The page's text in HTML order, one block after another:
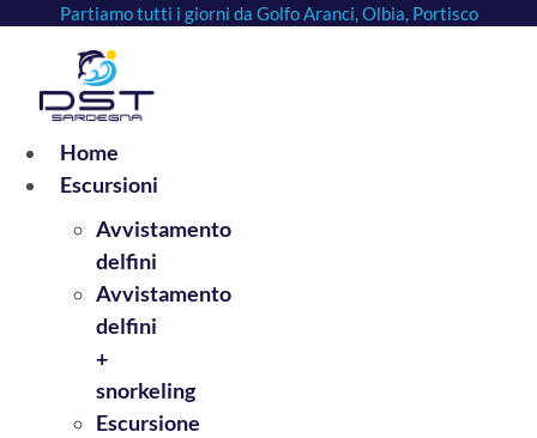
contenuto
Partiamo tutti i giorni da Golfo Aranci, Olbia, Portisco
Home
Escursioni
Avvistamento
delfini
Avvistamento
delfini
+
snorkeling
Escursione